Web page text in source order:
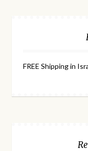
FREE Shipping in